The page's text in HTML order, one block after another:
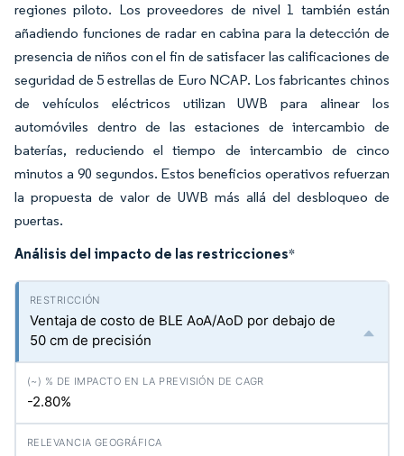
regiones piloto. Los proveedores de nivel 1 también están
añadiendo funciones de radar en cabina para la detección de
presencia de niños con el fin de satisfacer las calificaciones de
seguridad de 5 estrellas de Euro NCAP. Los fabricantes chinos
de vehículos eléctricos utilizan UWB para alinear los
automóviles dentro de las estaciones de intercambio de
baterías, reduciendo el tiempo de intercambio de cinco
minutos a 90 segundos. Estos beneficios operativos refuerzan
la propuesta de valor de UWB más allá del desbloqueo de
puertas.
Análisis del impacto de las restricciones*
Ventaja de costo de BLE AoA/AoD por debajo de
50 cm de precisión
-2.80%